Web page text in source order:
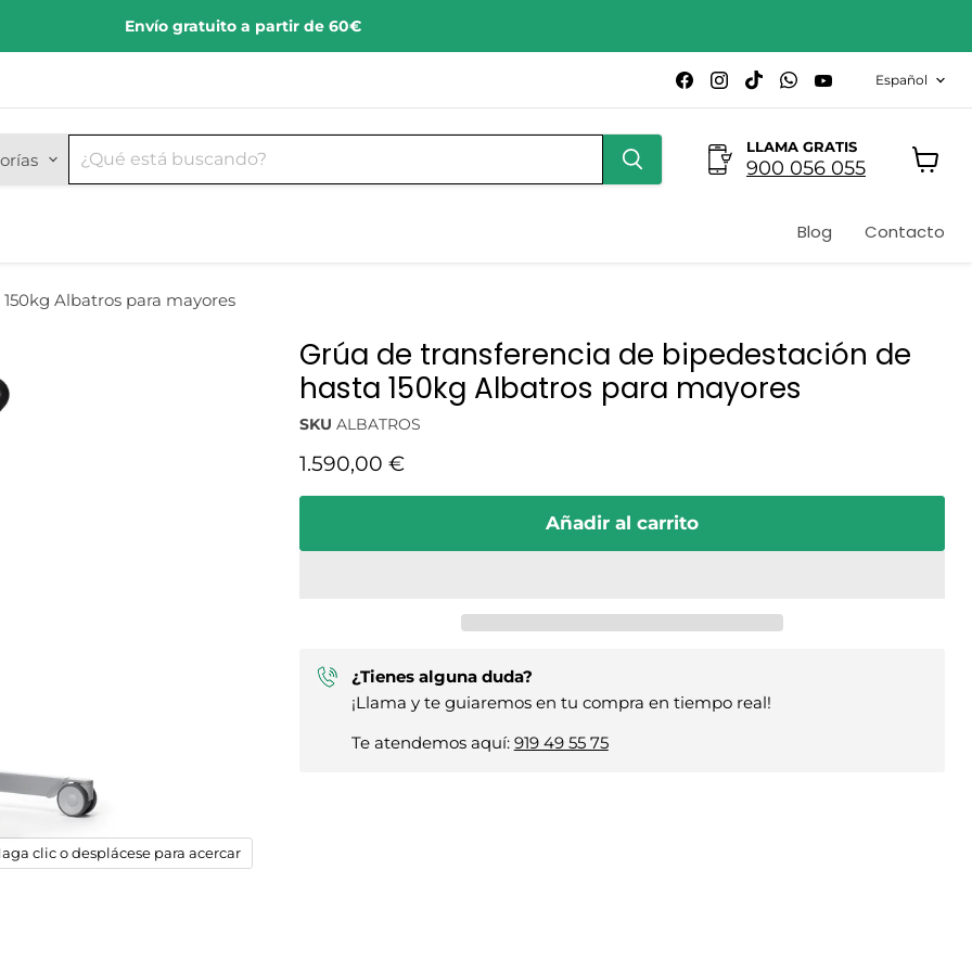
Envío gratuito a partir de 60€
Encuéntrenos
en
Facebook
Encuéntrenos
en
Instagram
Encuéntrenos
en
TikTok
Encuéntrenos
en
WhatsApp
Encuéntrenos
YouTube
Idioma
Español
LLAMA GRATIS
900 056 055
Blog Contacto
Albatros para mayores
clic o desplácese para acercar
Grúa de transferencia de bipedestación de
hasta 150kg Albatros para mayores
SKU ALBATROS
Precio actual
1.590,00 €
Añadir al carrito
¿Tienes alguna duda?
¡Llama y te guiaremos en tu compra en tiempo real!
Te atendemos aquí: 919 49 55 75